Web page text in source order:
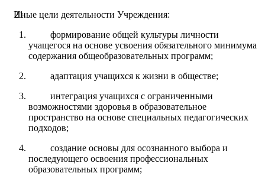
Иные цели деятельности Учреждения:
формирование общей культуры личности
учащегося на основе усвоения обязательного минимума
содержания общеобразовательных программ;
адаптация учащихся к жизни в обществе;
интеграция учащихся с ограниченными
возможностями здоровья в образовательное
пространство на основе специальных педагогических
подходов;
создание основы для осознанного выбора и
последующего освоения профессиональных
образовательных программ;